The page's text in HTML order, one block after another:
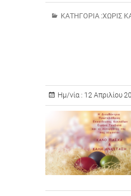
ΚΑΤΗΓΟΡΊΑ :ΧΩΡΊΣ
Ημ/νία : 12 Απριλίου